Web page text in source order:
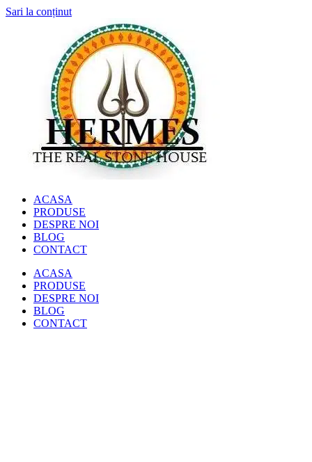
Sari la conținut
ACASA
PRODUSE
DESPRE NOI
BLOG
CONTACT
ACASA
PRODUSE
DESPRE NOI
BLOG
CONTACT